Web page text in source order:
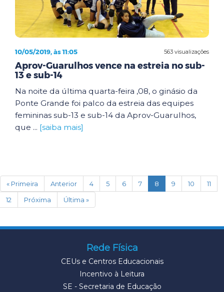
563 visualizações
10/05/2019, às 11:05
Aprov-Guarulhos vence na estreia no sub-
13 e sub-14
Na noite da última quarta-feira ,08, o ginásio da
Ponte Grande foi palco da estreia das equipes
femininas sub-13 e sub-14 da Aprov-Guarulhos,
que ... [saiba mais]
« Primeira Anterior 4 5 6 7 8 (current)
9 10
11
12
Próxima Última »
Rede Física
CEUs e Centros Educacionais
Incentivo à Leitura
SE - Secretaria de Educação